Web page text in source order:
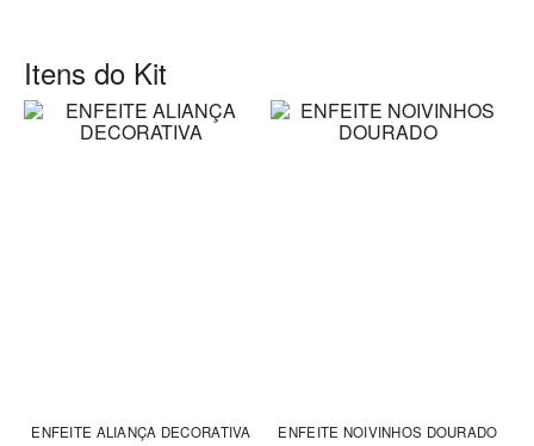
Itens do Kit
ENFEITE ALIANÇA DECORATIVA ENFEITE NOIVINHOS DOURADO